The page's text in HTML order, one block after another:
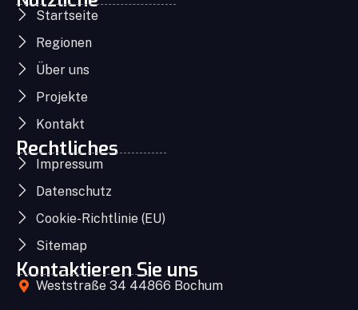
Startseite
Regionen
Über uns
Projekte
Kontakt
Rechtliches
Impressum
Datenschutz
Cookie-Richtlinie (EU)
Sitemap
Kontaktieren Sie uns
Weststraße 34 44866 Bochum